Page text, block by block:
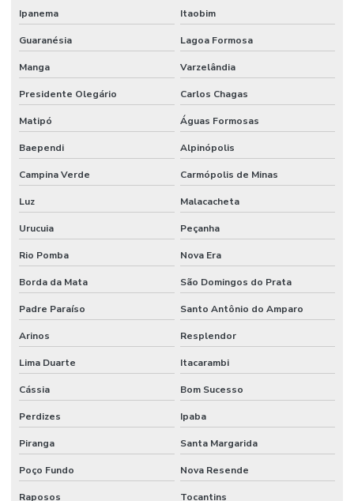
Resistência A Cargas De Viadutos
Resistência A Compressão Em Concreto
Revestimento Antiderrapante Para Indústrias
Revestimento Antimicrobiano Para Indústrias
Revestimento Autonivelante
Revestimento Autonivelante Cimenticio São Paulo
Revestimento Autonivelante Em Minas Gerais
Revestimento Autonivelante Impermeável Minas Gerais
Revestimento Autonivelante Para Garagens
Revestimento Autonivelante Para Piso De Concreto
Revestimento Autonivelante São Paulo
Revestimento Cimentício Para Pisos Comerciais
Revestimento De Concreto Impermeável Para Alimentos
Revestimento De Epóxi Para Piso De Concreto
Ipanema Itaobim
Guaranésia Lagoa Formosa
Manga Varzelândia
Presidente Olegário Carlos Chagas
Matipó Águas Formosas
Baependi Alpinópolis
Campina Verde Carmópolis de Minas
Luz Malacacheta
Urucuia Peçanha
Rio Pomba Nova Era
Borda da Mata São Domingos do Prata
Padre Paraíso Santo Antônio do Amparo
Arinos Resplendor
Lima Duarte Itacarambi
Cássia Bom Sucesso
Perdizes Ipaba
Piranga Santa Margarida
Poço Fundo Nova Resende
Raposos Tocantins